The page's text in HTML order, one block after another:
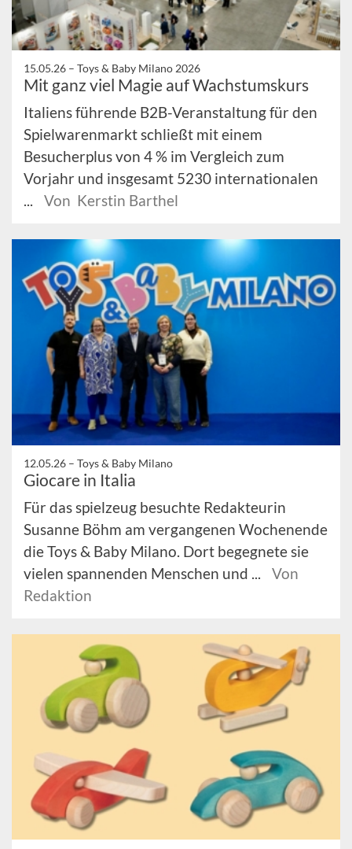
15.05.26 – Toys & Baby Milano 2026
Mit ganz viel Magie auf Wachstumskurs
Italiens führende B2B-Veranstaltung für den
Spielwarenmarkt schließt mit einem
Besucherplus von 4 % im Vergleich zum
Vorjahr und insgesamt 5230 internationalen
...
Von Kerstin Barthel
12.05.26 – Toys & Baby Milano
Giocare in Italia
Für das spielzeug besuchte Redakteurin
Susanne Böhm am vergangenen Wochenende
die Toys & Baby Milano. Dort begegnete sie
vielen spannenden Menschen und ...
Von
Redaktion